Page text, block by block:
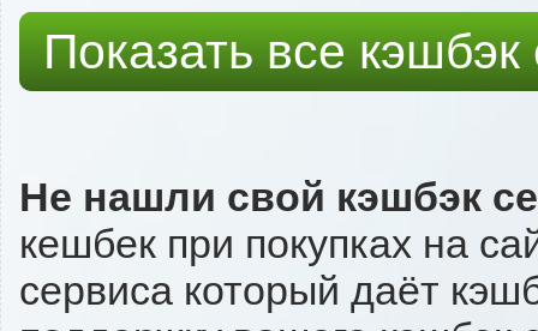
Показать все
Не нашли свой кэшбэк
кешбек при покупках на
сервиса который даёт